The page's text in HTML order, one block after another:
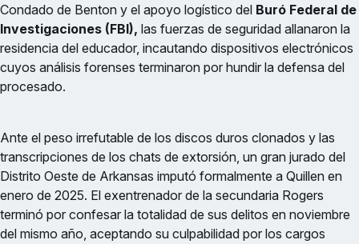
Condado de Benton y el apoyo logístico del Buró Federal de
Investigaciones (FBI), las fuerzas de seguridad allanaron la
residencia del educador, incautando dispositivos electrónicos
cuyos análisis forenses terminaron por hundir la defensa del
procesado.
Ante el peso irrefutable de los discos duros clonados y las
transcripciones de los chats de extorsión, un gran jurado del
Distrito Oeste de Arkansas imputó formalmente a Quillen en
enero de 2025. El exentrenador de la secundaria Rogers
terminó por confesar la totalidad de sus delitos en noviembre
del mismo año, aceptando su culpabilidad por los cargos